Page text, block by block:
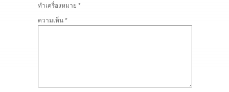
ทำเครื่องหมาย *
ความเห็น *